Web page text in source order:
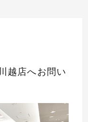
越店へお問い